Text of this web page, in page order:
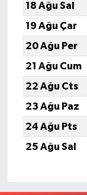
18 Ağu Sal
19 Ağu Çar
20 Ağu Per
21 Ağu Cum
22 Ağu Cts
23 Ağu Paz
24 Ağu Pts
25 Ağu Sal